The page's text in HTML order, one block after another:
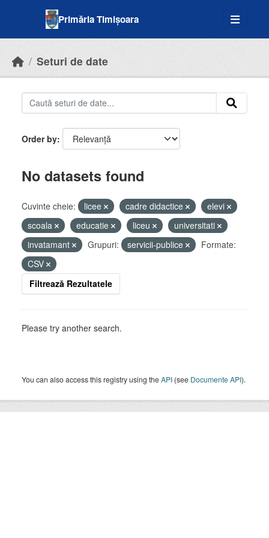
Primăria Timișoara
Seturi de date
Order by
No datasets found
Cuvinte cheie: licee cadre didactice
elevi
scoala
educatie liceu
universitati
invatamant
Grupuri: servicii-publice
Formate:
CSV
Filtrează Rezultatele
Please try another search.
You can also access this registry using theAPI (see Documente API).